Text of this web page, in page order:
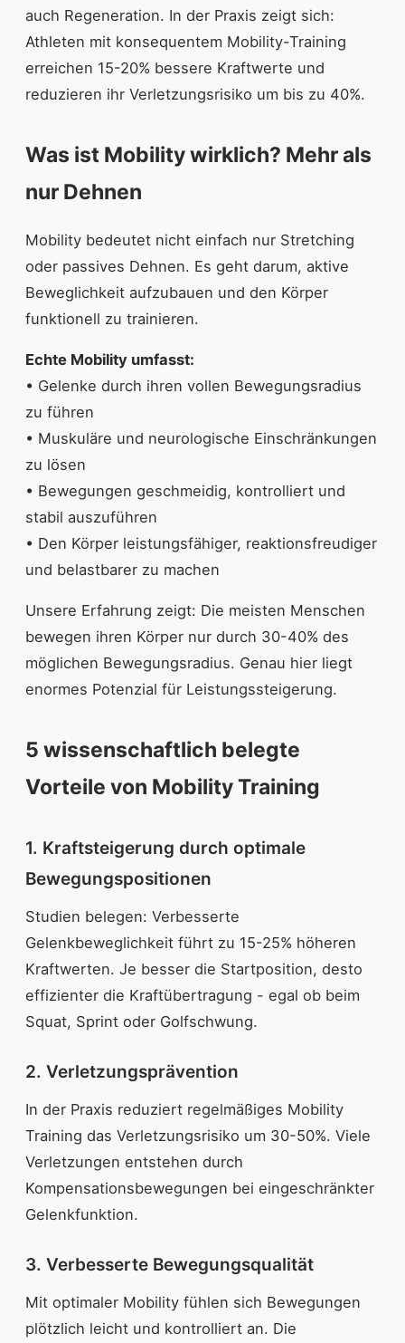
auch Regeneration. In der Praxis zeigt sich:
Athleten mit konsequentem Mobility-Training
erreichen 15-20% bessere Kraftwerte und
reduzieren ihr Verletzungsrisiko um bis zu 40%.
Was ist Mobility wirklich? Mehr als
nur Dehnen
Mobility bedeutet nicht einfach nur Stretching
oder passives Dehnen. Es geht darum, aktive
Beweglichkeit aufzubauen und den Körper
funktionell zu trainieren.
Echte Mobility umfasst:
• Gelenke durch ihren vollen Bewegungsradius
zu führen
• Muskuläre und neurologische Einschränkungen
zu lösen
• Bewegungen geschmeidig, kontrolliert und
stabil auszuführen
• Den Körper leistungsfähiger, reaktionsfreudiger
und belastbarer zu machen
Unsere Erfahrung zeigt: Die meisten Menschen
bewegen ihren Körper nur durch 30-40% des
möglichen Bewegungsradius. Genau hier liegt
enormes Potenzial für Leistungssteigerung.
5 wissenschaftlich belegte
Vorteile von Mobility Training
1. Kraftsteigerung durch optimale
Bewegungspositionen
Studien belegen: Verbesserte
Gelenkbeweglichkeit führt zu 15-25% höheren
Kraftwerten. Je besser die Startposition, desto
effizienter die Kraftübertragung - egal ob beim
Squat, Sprint oder Golfschwung.
2. Verletzungsprävention
In der Praxis reduziert regelmäßiges Mobility
Training das Verletzungsrisiko um 30-50%. Viele
Verletzungen entstehen durch
Kompensationsbewegungen bei eingeschränkter
Gelenkfunktion.
3. Verbesserte Bewegungsqualität
Mit optimaler Mobility fühlen sich Bewegungen
plötzlich leicht und kontrolliert an. Die